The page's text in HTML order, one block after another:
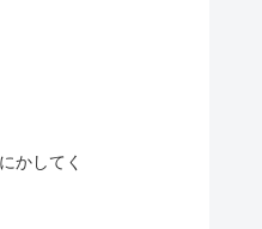
かしてく